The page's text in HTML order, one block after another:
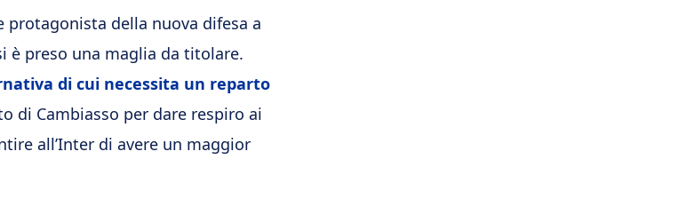
protagonista della nuova difesa a
è preso una maglia da titolare.
di cui necessita un reparto
di Cambiasso per dare respiro ai
all’Inter di avere un maggior